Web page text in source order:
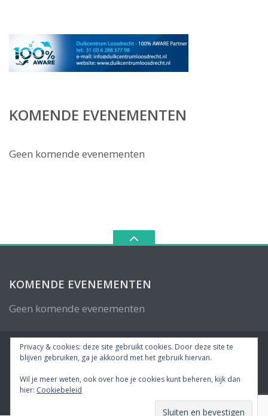
KOMENDE EVENEMENTEN
Geen komende evenementen
KOMENDE EVENEMENTEN
Geen komende evenementen
© Copyright 2026Duikcentrum Loosdrecht • Ontworpen door
MotoPress
Privacy & cookies: deze site gebruikt cookies. Door deze site te
blijven gebruiken, ga je akkoord met het gebruik hiervan.
Wil je meer weten, ook over hoe je cookies kunt beheren, kijk dan
hier: Cookiebeleid